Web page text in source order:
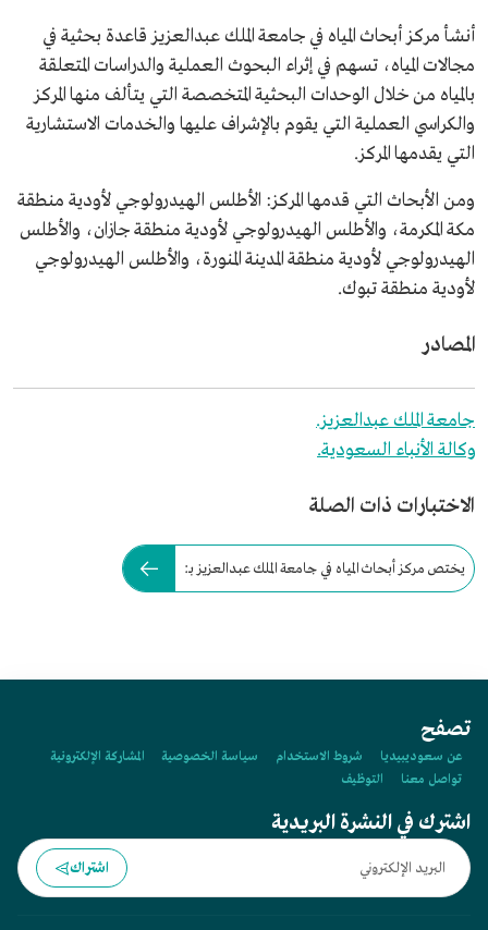
أنشأ مركز أبحاث المياه في جامعة الملك عبدالعزيز قاعدة بحثية في
مجالات المياه، تسهم في إثراء البحوث العملية والدراسات المتعلقة
بالمياه من خلال الوحدات البحثية المتخصصة التي يتألف منها المركز
والكراسي العملية التي يقوم بالإشراف عليها والخدمات الاستشارية
التي يقدمها المركز.
ومن الأبحاث التي قدمها المركز: الأطلس الهيدرولوجي لأودية منطقة
مكة المكرمة، والأطلس الهيدرولوجي لأودية منطقة جازان، والأطلس
الهيدرولوجي لأودية منطقة المدينة المنورة، والأطلس الهيدرولوجي
لأودية منطقة تبوك.
المصادر
جامعة الملك عبدالعزيز.
وكالة الأنباء السعودية.
الاختبارات ذات الصلة
يختص مركز أبحاث المياه في جامعة الملك عبدالعزيز بـ:
تصفح
عن سعوديبيديا شروط الاستخدام سياسة الخصوصية
المشاركة الإلكترونية
تواصل معنا
التوظيف
اشترك في النشرة البريدية
اشتراك